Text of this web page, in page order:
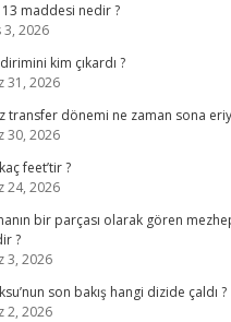
13 maddesi nedir ?
2026
kim çıkardı ?
31, 2026
transfer dönemi ne zaman sona
30, 2026
feet’tir ?
24, 2026
bir parçası olarak gören
?
3, 2026
son bakış hangi dizide çaldı ?
2, 2026